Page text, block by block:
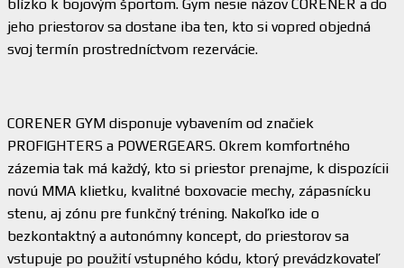
blízko k bojovým športom. Gym nesie názov CORENER a do
jeho priestorov sa dostane iba ten, kto si vopred objedná
svoj termín prostredníctvom rezervácie.
CORENER GYM disponuje vybavením od značiek
PROFIGHTERS a POWERGEARS. Okrem komfortného
zázemia tak má každý, kto si priestor prenajme, k dispozícii
novú MMA klietku, kvalitné boxovacie mechy, zápasnícku
stenu, aj zónu pre funkčný tréning. Nakoľko ide o
bezkontaktný a autonómny koncept, do priestorov sa
vstupuje po použití vstupného kódu, ktorý prevádzkovateľ